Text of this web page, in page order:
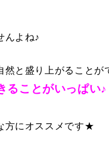
んよね♪
と盛り上がることが
ることがいっぱい♪
方にオススメです★